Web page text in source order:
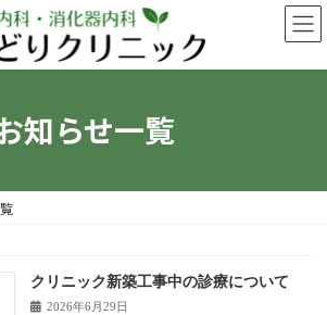
知らせ一覧
クリニック新築工事中の診療について
2026年6月29日